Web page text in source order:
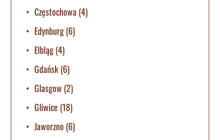
Częstochowa (4)
Edynburg(6)
Elbląg(4)
Gdańsk(6)
Glasgow (2)
Gliwice (18)
Jaworzno (6)